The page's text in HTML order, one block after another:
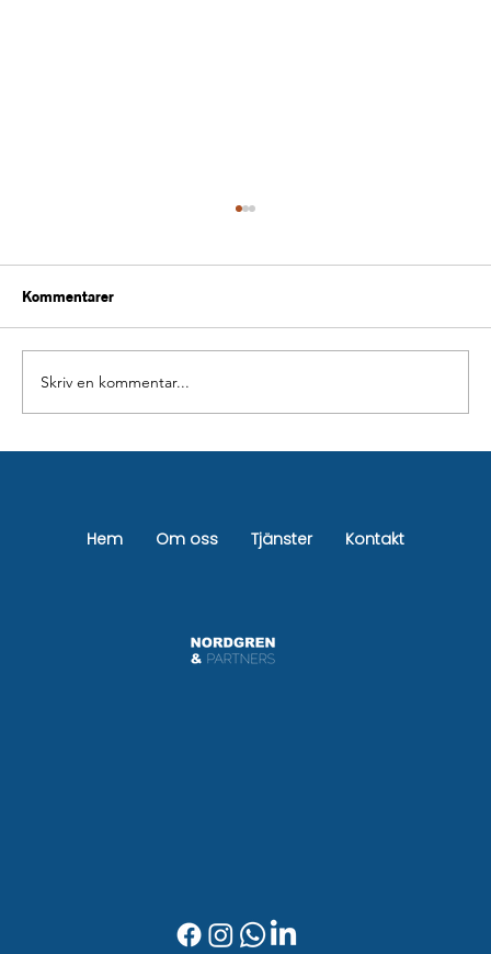
Kommentarer
Skriv en kommentar...
Hem Om oss Tjänster Kontakt